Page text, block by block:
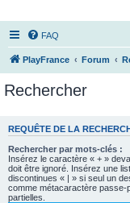
FAQ
PlayFrance Forum
Rechercher
REQUÊTE DE LA
Rechercher par mots-clés :
Insérez le caractère « + »
doit être ignoré. Insérez une
discontinues « | » si seul un
comme métacaractère
partielles.